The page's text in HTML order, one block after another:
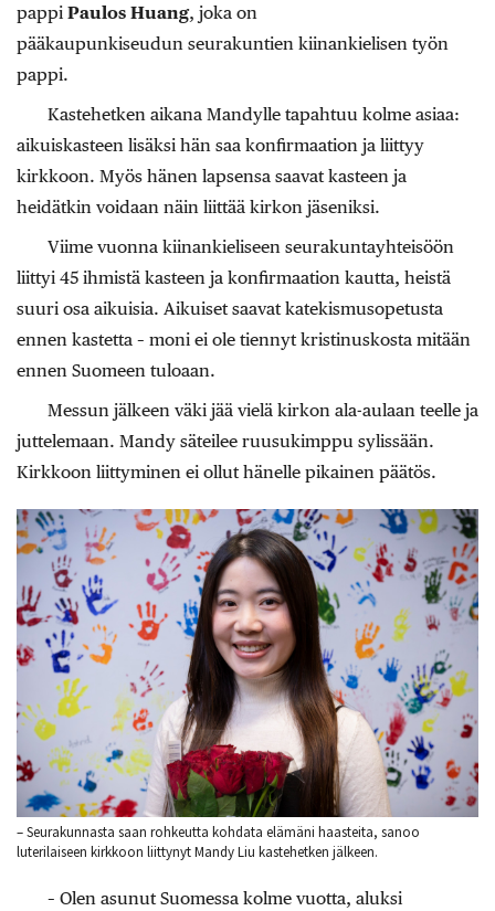
pappi Paulos Huang, joka on
pääkaupunkiseudun seurakuntien kiinankielisen työn
pappi.
Kastehetken aikana Mandylle tapahtuu kolme asiaa:
aikuiskasteen lisäksi hän saa konfirmaation ja liittyy
kirkkoon. Myös hänen lapsensa saavat kasteen ja
heidätkin voidaan näin liittää kirkon jäseniksi.
Viime vuonna kiinankieliseen seurakuntayhteisöön
liittyi 45 ihmistä kasteen ja konfirmaation kautta, heistä
suuri osa aikuisia. Aikuiset saavat katekismusopetusta
ennen kastetta – moni ei ole tiennyt kristinuskosta mitään
ennen Suomeen tuloaan.
Messun jälkeen väki jää vielä kirkon ala-aulaan teelle ja
juttelemaan. Mandy säteilee ruusukimppu sylissään.
Kirkkoon liittyminen ei ollut hänelle pikainen päätös.
– Seurakunnasta saan rohkeutta kohdata elämäni haasteita, sanoo
luterilaiseen kirkkoon liittynyt Mandy Liu kastehetken jälkeen.
– Olen asunut Suomessa kolme vuotta, aluksi